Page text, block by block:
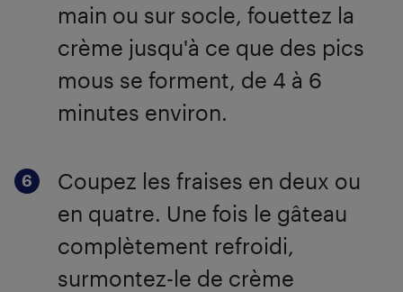
main ou sur socle, fouettez la
crème jusqu'à ce que des pics
mous se forment, de 4 à 6
minutes environ.
Coupez les fraises en deux ou
en quatre. Une fois le gâteau
complètement refroidi,
surmontez-le de crème